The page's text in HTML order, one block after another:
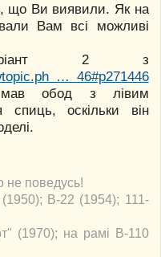
що Ви виявили. Як на
Вам всі можливі
2 з
… 46#p271446
обод з лівим
спиць, оскільки він
не поведусь!
В-22 (1954); 111-
на рамі В-110